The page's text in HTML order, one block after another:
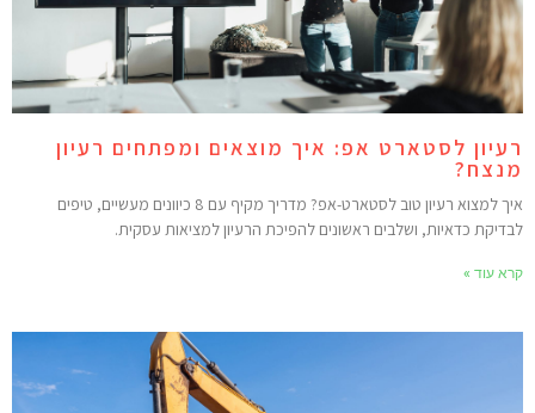
לסטארט אפ: איך מוצאים ומפתחים רעיון
איך למצוא רעיון טוב לסטארט-אפ? מדריך מקיף עם 8 כיוונים מעשיים, טיפים
כדאיות, ושלבים ראשונים להפיכת הרעיון למציאות עסקית.
עוד »